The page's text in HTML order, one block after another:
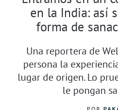
en la India: así
forma de
Una reportera de
persona la
lugar de origen. Lo
le pongan
POR